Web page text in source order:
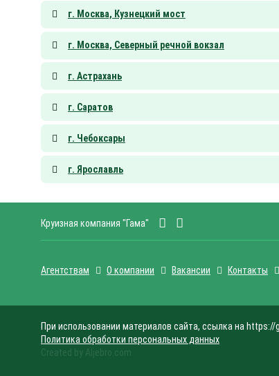
г. Москва, Кузнецкий мост
г. Москва, Северный речной вокзал
г. Астрахань
г. Саратов
г. Чебоксары
г. Ярославль
Круизная компания "Гама"
Агентствам О компании Вакансии Контакты
При использовании материалов сайта, ссылка на https://
Политика обработки персональных данных
Created by Aljebro.com